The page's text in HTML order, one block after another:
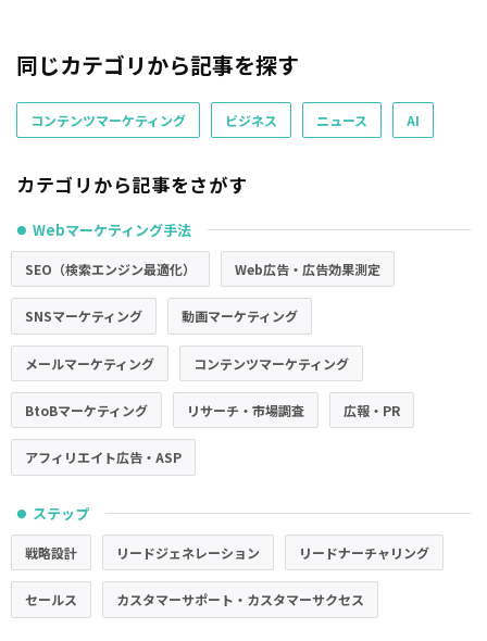
同じカテゴリから記事を探す
コンテンツマーケティング ビジネス ニュース AI
カテゴリから記事をさがす
● Webマーケティング手法
SEO（検索エンジン最適化） Web広告・広告効果測定
SNSマーケティング 動画マーケティング
メールマーケティング コンテンツマーケティング
BtoBマーケティング リサーチ・市場調査 広報・PR
アフィリエイト広告・ASP
● ステップ
戦略設計 リードジェネレーション リードナーチャリング
セールス カスタマーサポート・カスタマーサクセス